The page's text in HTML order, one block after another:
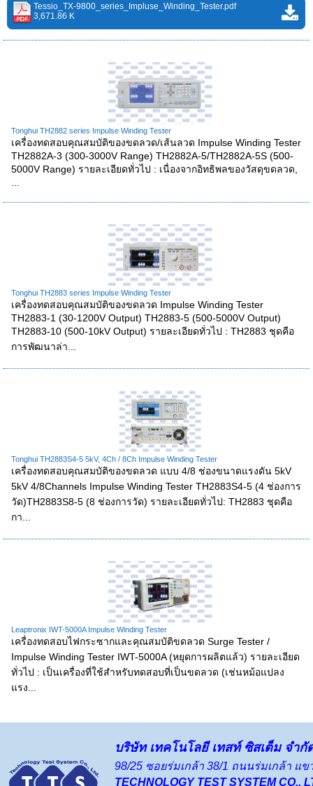
Tessio_TX-9800_series_Impluse_Winding_Tester.pdf
3,671.86 K
Tonghui TH2882 series Impulse Winding Tester
เครื่องทดสอบคุณสมบัติของขดลวด/เส้นลวด Impulse Winding Tester
TH2882A-3 (300-3000V Range) TH2882A-5/TH2882A-5S (500-
5000V Range) รายละเอียดทั่วไป : เนื่องจากอิทธิพลของวัสดุขดลวด,
Tonghui TH2883 series Impulse Winding Tester
เครื่องทดสอบคุณสมบัติของขดลวด Impulse Winding Tester
TH2883-1 (30-1200V Output) TH2883-5 (500-5000V Output)
TH2883-10 (500-10kV Output) รายละเอียดทั่วไป : TH2883 ชุดคือ
การพัฒนาล่า...
Tonghui TH2883S4-5 5kV, 4Ch / 8Ch Impulse Winding Tester
เครื่องทดสอบคุณสมบัติของขดลวด แบบ 4/8 ช่องขนาดแรงดัน 5kV
5kV 4/8Channels Impulse Winding Tester TH2883S4-5 (4 ช่องการ
วัด)TH2883S8-5 (8 ช่องการวัด) รายละเอียดทั่วไป: TH2883 ชุดคือ
กา...
Leaptronix IWT-5000A Impulse Winding Tester
เครื่องทดสอบไฟกระซากและคุณสมบัติขดลวด Surge Tester /
Impulse Winding Tester IWT-5000A (หยุดการผลิตแล้ว) รายละเอียด
ทั่วไป : เป็นเครื่องที่ใช้สำหรับทดสอบที่เป็นขดลวด (เช่นหม้อแปลง
แรง...
บริษัท เทคโนโลยี เทสท์ ซิสเต็ม จำ
98/25 ซอยร่มเกล้า 38/1 ถนนร่มเกล้า แ
TECHNOLOGY TEST SYSTEM CO.,